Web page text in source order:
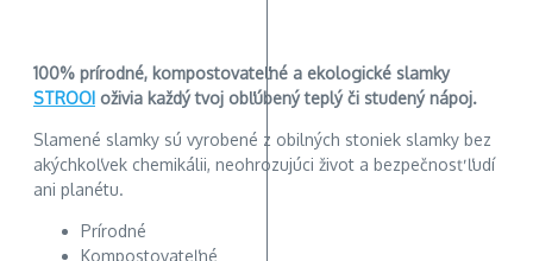
100% prírodné, kompostovateľné a ekologické slamky
STROOI oživia každý tvoj obľúbený teplý či studený nápoj.
Slamené slamky sú vyrobené z obilných stoniek slamky bez
akýchkoľvek chemikálii, neohrozujúci život a bezpečnosť ľudí
ani planétu.
Prírodné
Kompostovateľné